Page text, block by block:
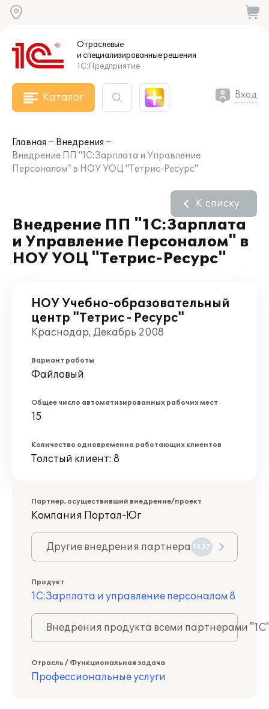
Отраслевые
и специализированныерешения
1С:Предприятие
Каталог Вход
Главная
Внедрения
Внедрение ПП "1С:Зарплата и Управление
Персоналом" в НОУ УОЦ "Тетрис-Ресурс"
Внедрение ПП "1С:Зарплата
и Управление Персоналом" в
НОУ УОЦ "Тетрис-Ресурс"
К списку
НОУ Учебно-образовательный
центр "Тетрис - Ресурс"
Краснодар, Декабрь 2008
Вариант работы
Файловый
Общее число автоматизированных рабочих мест
15
Количество одновременно работающих клиентов
Толстый клиент: 8
Партнер, осуществивший внедрение/проект
Компания Портал-Юг
Другие внедрения партнера 1437
Продукт
1С:Зарплата и управление персоналом 8
Внедрения продукта всеми партнерами
Отрасль / Функциональная задача
Профессиональные услуги